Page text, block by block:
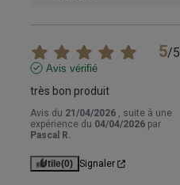
5/5
Avis vérifié
très bon produit
Avis du 21/04/2026 , suite à une
expérience du 04/04/2026 par
Pascal R.
Utile(0) Signaler